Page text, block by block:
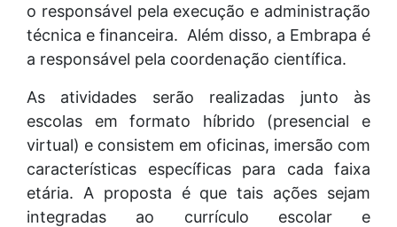
o responsável pela execução e administração
técnica e financeira. Além disso, a Embrapa é
a responsável pela coordenação científica.
As atividades serão realizadas junto às
escolas em formato híbrido (presencial e
virtual) e consistem em oficinas, imersão com
características específicas para cada faixa
etária. A proposta é que tais ações sejam
integradas ao currículo escolar e